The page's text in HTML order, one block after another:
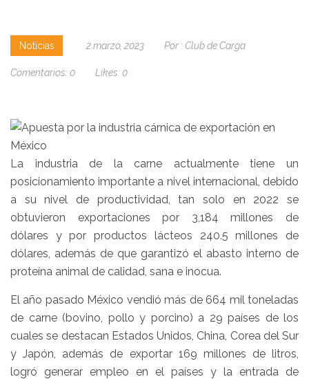
Noticias 2 marzo, 2023 Por : Club de Carga
Comentarios: 0 Likes: 0
La industria de la carne actualmente tiene un
posicionamiento importante a nivel internacional, debido
a su nivel de productividad, tan solo en 2022 se
obtuvieron exportaciones por 3,184 millones de
dólares y por productos lácteos 240.5 millones de
dólares, además de que garantizó el abasto interno de
proteína animal de calidad, sana e inocua.
El año pasado México vendió más de 664 mil toneladas
de carne (bovino, pollo y porcino) a 29 países de los
cuales se destacan Estados Unidos, China, Corea del Sur
y Japón, además de exportar 169 millones de litros,
logró generar empleo en el países y la entrada de